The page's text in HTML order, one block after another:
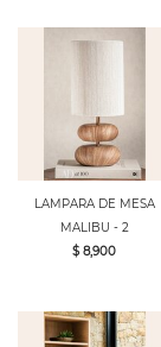
LAMPARA DE MESA
MALIBU - 2
$ 8,900